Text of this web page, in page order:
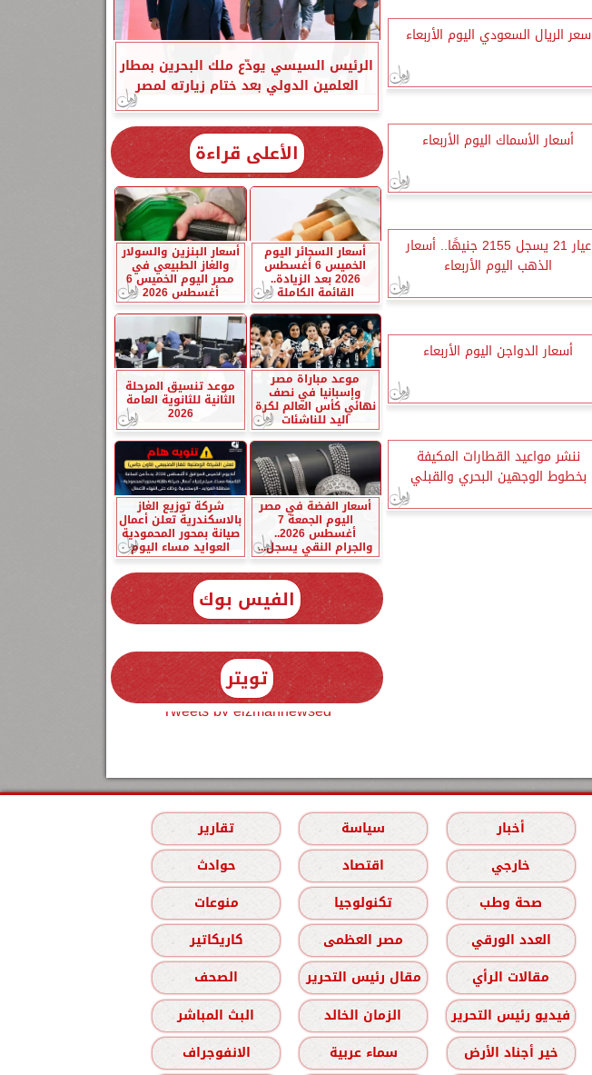
سعر الريال السعودي اليوم الأربعاء
أسعار الأسماك اليوم الأربعاء
عيار 21 يسجل 2155 جنيهًا.. أسعار
الذهب اليوم الأربعاء
أسعار الدواجن اليوم الأربعاء
ننشر مواعيد القطارات المكيفة
بخطوط الوجهين البحري والقبلي
الرئيس السيسي يودّع ملك البحرين بمطار
العلمين الدولي بعد ختام زيارته لمصر
الأعلى قراءة
أسعار السجائر اليوم
الخميس 6 أغسطس
2026 بعد الزيادة..
القائمة الكاملة
أسعار البنزين والسولار
والغاز الطبيعي في
مصر اليوم الخميس 6
أغسطس 2026
موعد مباراة مصر
وإسبانيا في نصف
نهائي كأس العالم لكرة
اليد للناشئات
موعد تنسيق المرحلة
الثانية للثانوية العامة
2026
أسعار الفضة في مصر
اليوم الجمعة 7
أغسطس 2026..
والجرام النقي يسجل...
شركة توزيع الغاز
بالاسكندرية تعلن أعمال
صيانة بمحور المحمودية
العوايد مساء اليوم
الفيس بوك
تويتر
Tweets by elzmannewseg
أخبار سياسة
تقارير
خارجي اقتصاد
حوادث
صحة وطب تكنولوجيا
منوعات
العدد الورقي مصر العظمى
كاريكاتير
مقالات الرأي مقال رئيس التحرير
الصحف
فيديو رئيس التحرير الزمان الخالد
البث المباشر
خير أجناد الأرض سماء عربية الانفوجراف